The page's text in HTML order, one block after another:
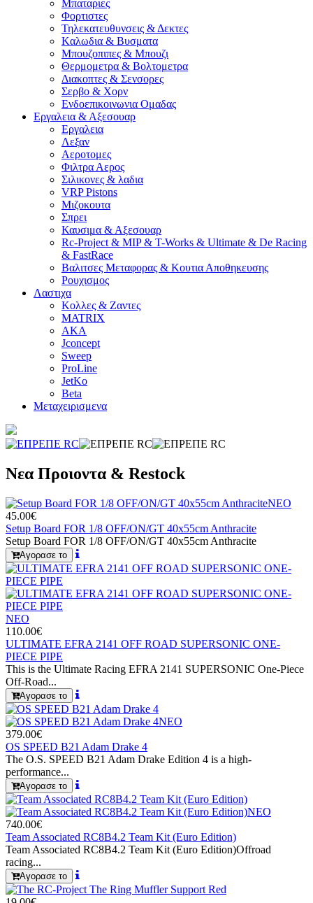
Μπαταριες
Φορτιστες
Τηλεκατευθυνσεις & Δεκτες
Kαλωδια & Βυσματα
Μπουζοπιπες & Μπουζι
Θερμομετρα & Βολτομετρα
Διακοπτες & Σενσορες
Σερβο & Χορν
Ενδοεπικοινωνια Ομαδας
Εργαλεια & Αξεσουαρ
Εργαλεια
Λεξαν
Αεροτομες
Φιλτρα Αερος
Σιλικονες & λαδια
VRP Pistons
Μιζοκουτα
Σπρει
Καυσιμα & Αξεσουαρ
Rc-Project & MIP & T-Works & Ultimate & De Racing
& FastRace
Βαλιτσες Μεταφορας & Κουτια Αποθηκευσης
Ρουχισμος
Λαστιχα
Κολλες & Ζαντες
MATRIX
AKA
Jconcept
Sweep
ProLine
JetKo
Beta
Μεταχειρισμενα
Νεα Προιοντα & Restock
ΝΕΟ
45.00€
Setup Board FOR 1/8 OFF/ON/GT 40x55cm Anthracite
Setup Board FOR 1/8 OFF/ON/GT 40x55cm Anthracite
Αγορασε το
ΝΕΟ
110.00€
ULTIMATE EFRA 2141 OFF ROAD SUPERSONIC ONE-
PIECE PIPE
This is the Ultimate Racing EFRA 2141 SUPERSONIC One-Piece
Off-Road...
Αγορασε το
ΝΕΟ
379.00€
OS SPEED B21 Adam Drake 4
The O.S. SPEED B21 Adam Drake Edition 4 is a high-
performance...
Αγορασε το
ΝΕΟ
740.00€
Team Associated RC8B4.2 Team Kit (Euro Edition)
Team Associated RC8B4.2 Team Kit (Euro Edition)Offroad
racing...
Αγορασε το